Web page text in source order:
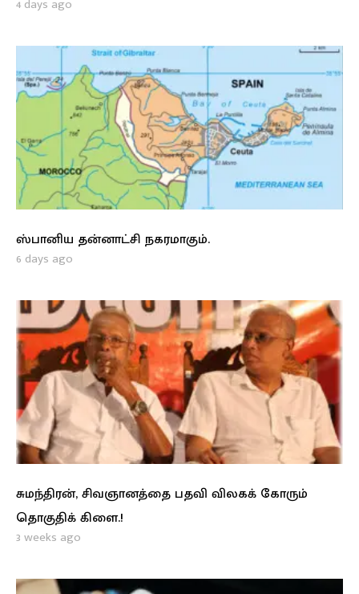
4 days ago
ஸ்பானிய தன்னாட்சி நகரமாகும்.
6 days ago
சுமந்திரன், சிவஞானத்தை பதவி விலகக் கோரும்
தொகுதிக் கிளை.!
3 weeks ago